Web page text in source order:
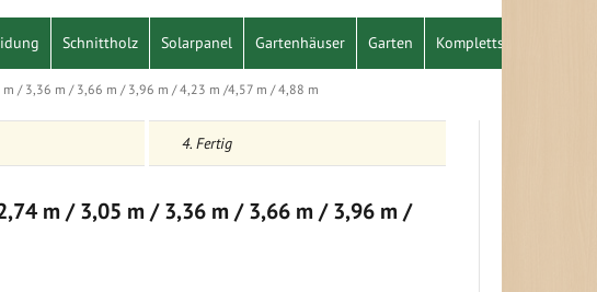
Schnittholz Solarpanel Gartenhäuser Garten Komplettset
/ 3,36 m / 3,66 m / 3,96 m / 4,23 m /4,57 m / 4,88 m
4. Fertig
m / 3,05 m / 3,36 m / 3,66 m / 3,96 m /